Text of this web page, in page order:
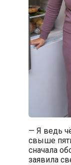
— Я ведь
свыше
сначала
заявила